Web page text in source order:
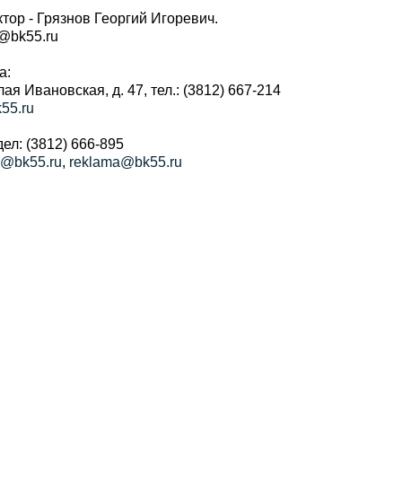
- Грязнов Георгий Игоревич.
Ивановская, д. 47, тел.: (3812) 667-214
(3812) 666-895
, reklama@bk55.ru